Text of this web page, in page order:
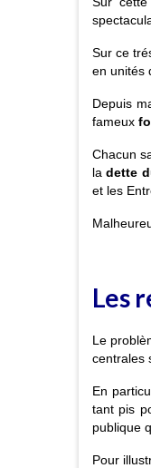
Sur ce
en unités
Depuis
fameux
Chacun
ladette
et les
Les
Le
centrales
En
tant pis
publique
Pour